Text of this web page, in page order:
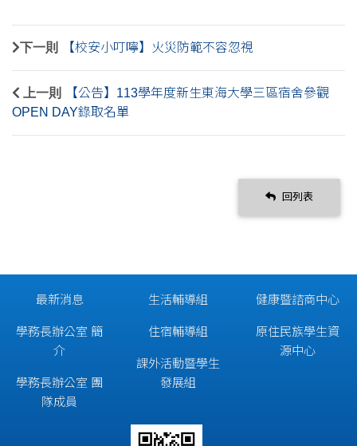
下一則 【校安小叮嚀】火災防範不容忽視
上一則
【公告】113學年度新生東海大學三區宿舍參觀
OPEN DAY錄取名單
回列表
最新消息
學務長辦公室 簡
介
學務長辦公室 團
隊成員
生活輔導組
住宿輔導組
課外活動暨學生
發展組
健康暨諮商中心
原住民族學生資
源中心